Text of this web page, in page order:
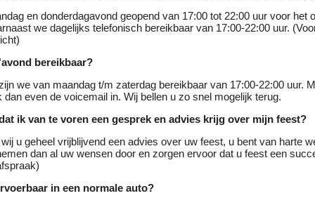
en donderdagavond geopend van 17:00 tot 22:00 uur voor het
we dagelijks telefonisch bereikbaar van 17:00-22:00 uur.
bereikbaar?
we van maandag t/m zaterdag bereikbaar van 17:00-22:00 uur.
dan even de voicemail in. Wij bellen u zo snel mogelijk terug.
ik van te voren een gesprek en advies krijg over mijn feest?
u geheel vrijblijvend een advies over uw feest, u bent van harte
dan al uw wensen door en zorgen ervoor dat u feest een
in een normale auto?